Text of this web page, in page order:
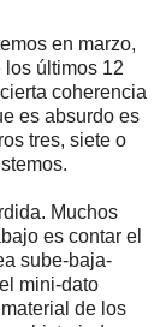
en marzo,
últimos 12
coherencia
es absurdo es
tres, siete o
Muchos
es contar el
sube-baja-
mini-dato
de los